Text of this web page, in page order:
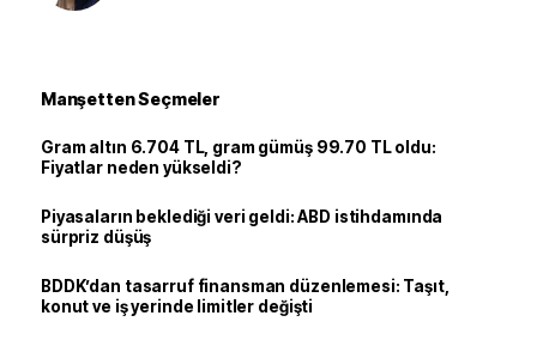
Manşetten Seçmeler
Gram altın 6.704 TL, gram gümüş 99.70 TL oldu:
Fiyatlar neden yükseldi?
Piyasaların beklediği veri geldi: ABD istihdamında
sürpriz düşüş
BDDK’dan tasarruf finansman düzenlemesi: Taşıt,
konut ve iş yerinde limitler değişti